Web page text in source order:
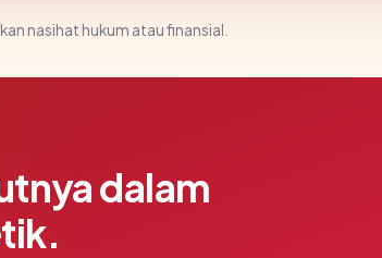
nasihat hukum atau finansial.
dalam